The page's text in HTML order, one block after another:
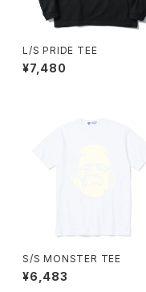
L/S PRIDE TEE
¥7,480
S/S MONSTER TEE
¥6,483